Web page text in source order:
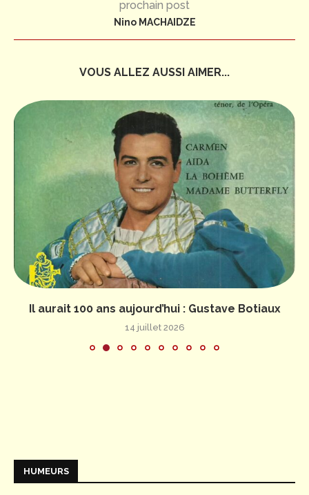
prochain post
Nino MACHAIDZE
VOUS ALLEZ AUSSI AIMER...
Il aurait 100 ans aujourd’hui : Gustave Botiaux
14 juillet 2026
HUMEURS